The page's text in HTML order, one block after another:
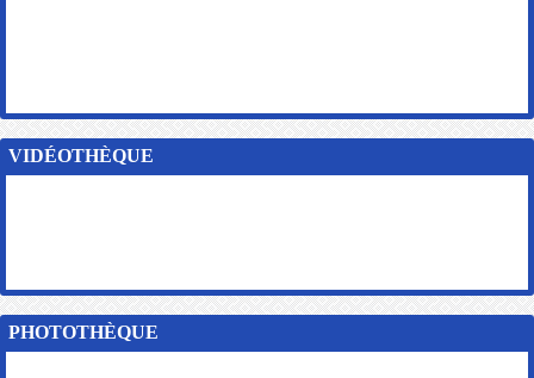
VIDÉOTHÈQUE
PHOTOTHÈQUE